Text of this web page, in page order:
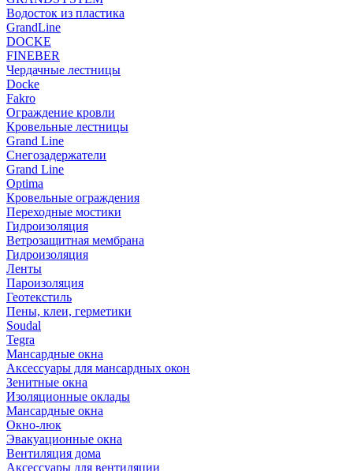
Водосток из пластика
GrandLine
DOCKE
FINEBER
Чердачные лестницы
Docke
Fakro
Ограждение кровли
Кровельные лестницы
Grand Line
Снегозадержатели
Grand Line
Optima
Кровельные ограждения
Переходные мостики
Гидроизоляция
Ветрозащитная мембрана
Гидроизоляция
Ленты
Пароизоляция
Геотекстиль
Пены, клеи, герметики
Soudal
Tegra
Мансардные окна
Аксессуары для мансардных окон
Зенитные окна
Изоляционные оклады
Мансардные окна
Окно-люк
Эвакуационные окна
Вентиляция дома
Аксессуары для вентиляции